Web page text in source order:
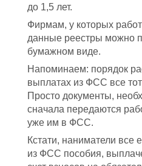
до 1,5 лет.
Фирмам, у которых
данные реестры можно
бумажном виде.
Напоминаем: порядок
выплатах из ФСС все
Просто документы,
сначала передаются
уже им в ФСС.
Кстати, наниматели все
из ФСС пособия,